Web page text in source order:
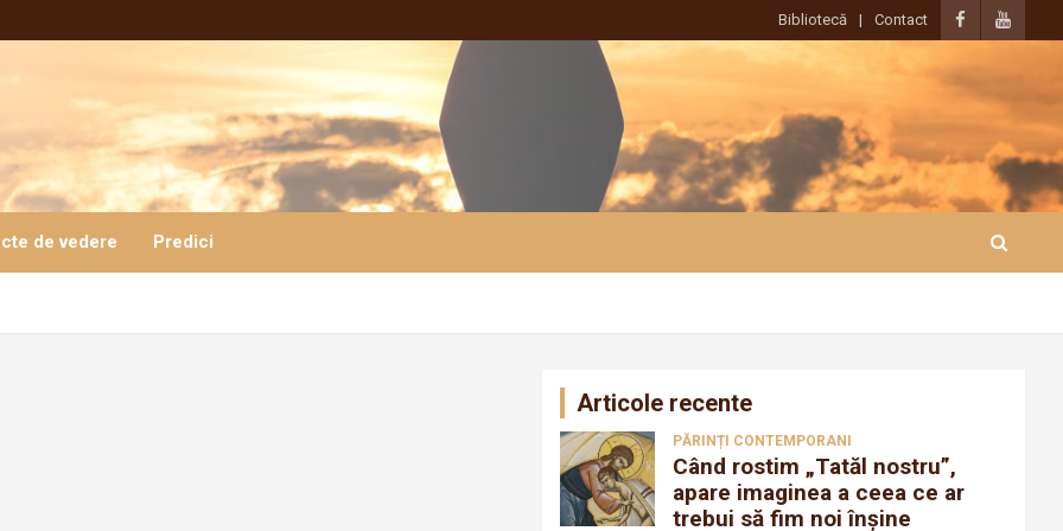
Bibliotecă Contact
de vedere Predici
Articole recente
PĂRINȚI CONTEMPORANI
Când rostim „Tatăl nostru”,
apare imaginea a ceea ce ar
trebui să fim noi înșine